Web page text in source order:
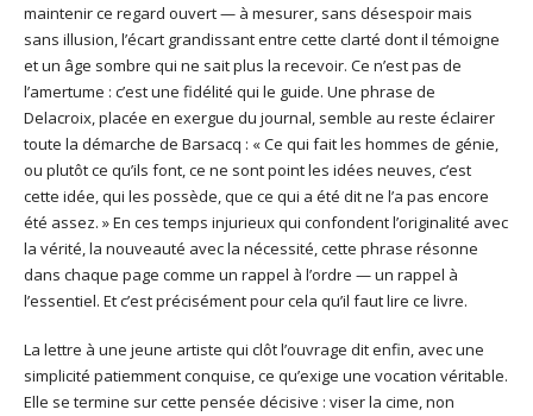
maintenir ce regard ouvert — à mesurer, sans désespoir mais
sans illusion, l’écart grandissant entre cette clarté dont il témoigne
et un âge sombre qui ne sait plus la recevoir. Ce n’est pas de
l’amertume : c’est une fidélité qui le guide. Une phrase de
Delacroix, placée en exergue du journal, semble au reste éclairer
toute la démarche de Barsacq : « Ce qui fait les hommes de génie,
ou plutôt ce qu’ils font, ce ne sont point les idées neuves, c’est
cette idée, qui les possède, que ce qui a été dit ne l’a pas encore
été assez. » En ces temps injurieux qui confondent l’originalité avec
la vérité, la nouveauté avec la nécessité, cette phrase résonne
dans chaque page comme un rappel à l’ordre — un rappel à
l’essentiel. Et c’est précisément pour cela qu’il faut lire ce livre.
La lettre à une jeune artiste qui clôt l’ouvrage dit enfin, avec une
simplicité patiemment conquise, ce qu’exige une vocation véritable.
Elle se termine sur cette pensée décisive : viser la cime, non